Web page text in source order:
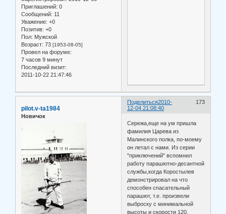
Приглашений: 0
Сообщений: 11
Уважение: +0
Позитив: +0
Пол: Мужской
Возраст: 73 [1953-08-05]
Провел на форуме:
7 часов 9 минут
Последний визит:
2011-10-22 21:47:46
Поделиться 173
2010-
12-04 21:08:40
pilot.v-ta1984
Новичок
Сережа,еще на ум пришла
фамилия Царева из
Малинского полка, по-моему
он летал с нами. Из серии
"приключений" вспомнил
работу парашютно-десантной
службы,когда Коростылев
демонстрировал на что
способен спасательный
парашют, т.е. произвели
выброску с минимальной
высоты и скорости 120.